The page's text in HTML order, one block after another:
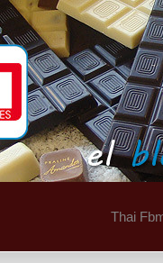
Thai